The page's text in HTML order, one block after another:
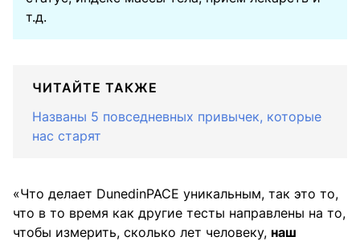
т.д.
ЧИТАЙТЕ ТАКЖЕ
Названы 5 повседневных привычек, которые
нас старят
«Что делает DunedinPACE уникальным, так это то,
что в то время как другие тесты направлены на то,
чтобы измерить, сколько лет человеку, наш